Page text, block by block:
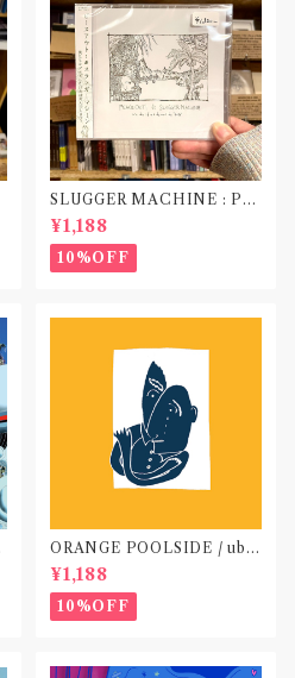
SLUGGER MACHINE : PE
ACE OUT! / we die if we d
o not do “DIG”(SPLIT CD)
〝横浜&札幌〟
¥1,188
10%OFF
ORANGE POOLSIDE / ubu
(CD作品)〝神奈川・厚木〟
¥1,188
10%OFF